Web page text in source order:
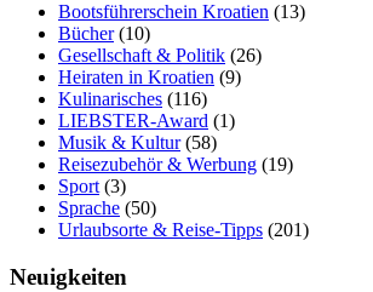
Bootsführerschein Kroatien (13)
Bücher(10)
Gesellschaft & Politik (26)
Heiraten in Kroatien (9)
Kulinarisches (116)
LIEBSTER-Award (1)
Musik & Kultur(58)
Reisezubehör & Werbung (19)
Sport (3)
Sprache (50)
Urlaubsorte & Reise-Tipps (201)
Neuigkeiten